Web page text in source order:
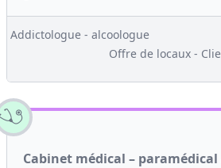
Addictologue - alcoologue
Offre de locaux -
Cabinet médical – paramédical